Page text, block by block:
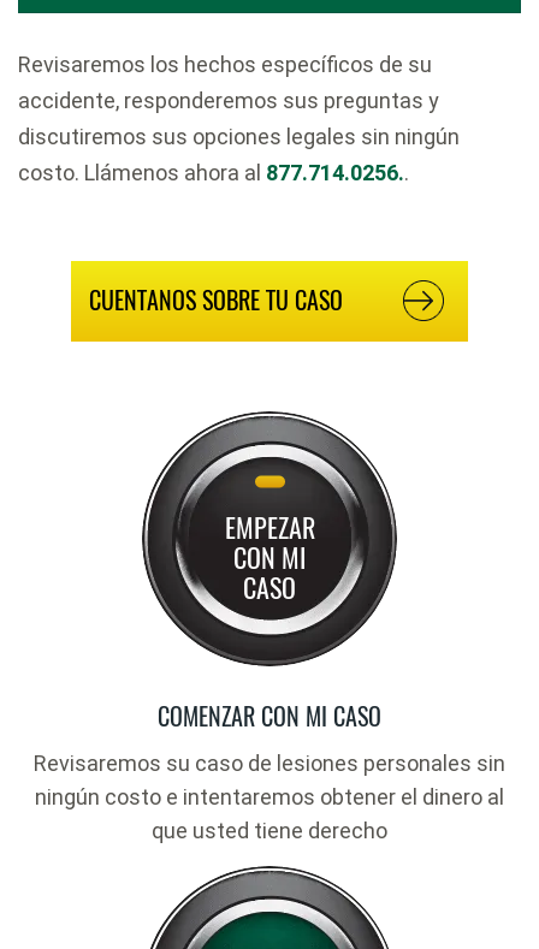
Revisaremos los hechos específicos de su
accidente, responderemos sus preguntas y
discutiremos sus opciones legales sin ningún
costo. Llámenos ahora al 877.714.0256..
CUENTANOS SOBRE TU CASO
EMPEZAR
CON MI
CASO
COMENZAR CON MI CASO
Revisaremos su caso de lesiones personales sin
ningún costo e intentaremos obtener el dinero al
que usted tiene derecho